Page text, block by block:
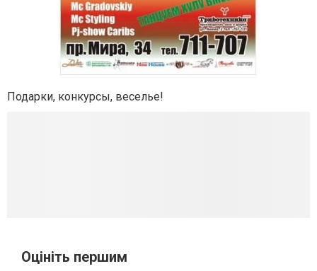
Подарки, конкурсы, веселье!
Оцініть першим